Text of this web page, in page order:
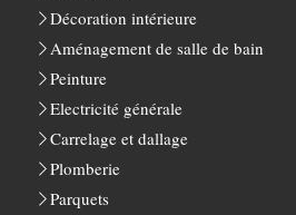
Décoration intérieure
Aménagement de salle de bain
Peinture
Electricité générale
Carrelage et dallage
Plomberie
Parquets